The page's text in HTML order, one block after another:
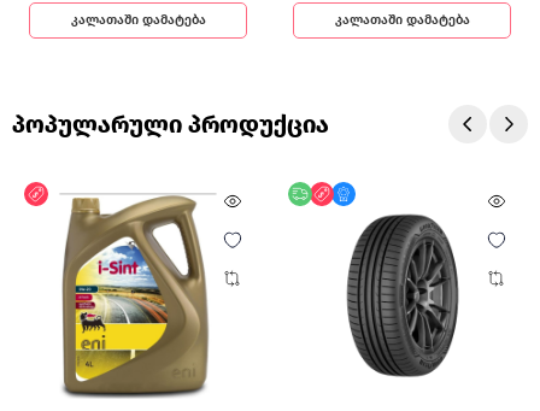
კალათაში დამატება კალათაში დამატება
პოპულარული პროდუქცია
ფასდაკლება უფასო მიწოდება
ფასდაკლება